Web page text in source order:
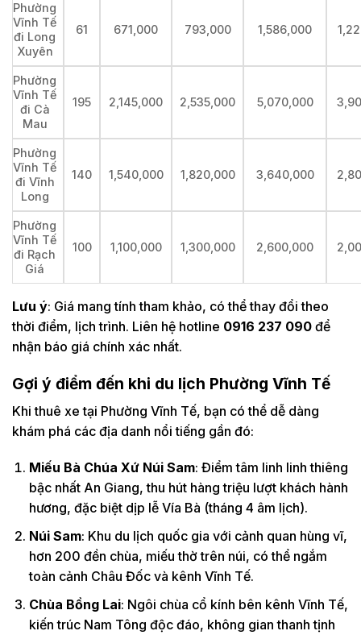
Phường
Vĩnh Tế
đi Long
Xuyên
61 671,000 793,000 1,586,000
Phường
Vĩnh Tế
đi Cà
Mau
195 2,145,000 2,535,000 5,070,000
Phường
Vĩnh Tế
đi Vĩnh
Long
140 1,540,000 1,820,000 3,640,000
Phường
Vĩnh Tế
đi Rạch
Giá
100 1,100,000 1,300,000 2,600,000
Lưu ý: Giá mang tính tham khảo, có thể thay đổi theo
thời điểm, lịch trình. Liên hệ hotline 0916 237 090 để
nhận báo giá chính xác nhất.
Gợi ý điểm đến khi du lịch Phường Vĩnh Tế
Khi thuê xe tại Phường Vĩnh Tế, bạn có thể dễ dàng
khám phá các địa danh nổi tiếng gần đó:
Miếu Bà Chúa Xứ Núi Sam: Điểm tâm linh linh thiêng
bậc nhất An Giang, thu hút hàng triệu lượt khách hành
hương, đặc biệt dịp lễ Vía Bà (tháng 4 âm lịch).
Núi Sam: Khu du lịch quốc gia với cảnh quan hùng vĩ,
hơn 200 đền chùa, miếu thờ trên núi, có thể ngắm
toàn cảnh Châu Đốc và kênh Vĩnh Tế.
Chùa Bồng Lai: Ngôi chùa cổ kính bên kênh Vĩnh Tế,
kiến trúc Nam Tông độc đáo, không gian thanh tịnh